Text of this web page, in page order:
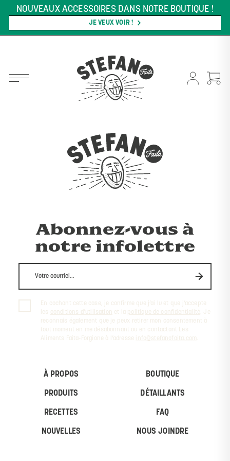
NOUVEAUX ACCESSOIRES DANS NOTRE BOUTIQUE !
JE VEUX VOIR !
À PROPOS BOUTIQUE
PRODUITS DÉTAILLANTS
RECETTES FAQ
NOUVELLES NOUS JOINDRE
Abonnez-vous à
notre infolettre
En cochant cette case, je confirme que j’ai lu et que j’accepte
les conditions d’utilisation et la politique de confidentialité
. Je
reconnais également que je peux retirer mon consentement à
tout moment en me désabonnant ou en contactant Les
Aliments Faita-Forgione à l’adresse
info@stefanofaita.com